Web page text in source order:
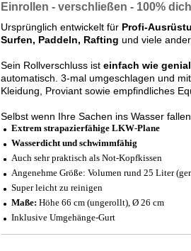
Einrollen - verschließen - 100%
Ursprünglich entwickelt für Profi-
Surfen, Paddeln, Rafting und viele
Sein Rollverschluss ist einfach wie
automatisch. 3-mal umgeschlagen und
Kleidung, Proviant sowie empfindliches
Selbst wenn Ihre Sachen ins Wasser
Extrem strapazierfähige LKW-Plane
Wasserdicht und schwimmfähig
Auch sehr praktisch als Not-Kopfkissen
Angenehme Größe: Volumen rund 25 Liter
Super leicht zu reinigen
Maße: Höhe 66 cm (ungerollt), Ø 26 cm
Inklusive Umgehänge-Gurt